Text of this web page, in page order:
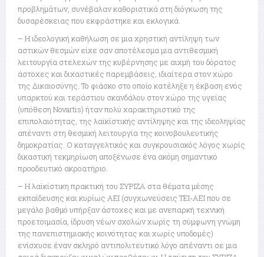
προβλημάτων, συνέβαλαν καθοριστικά στη διόγκωση της
δυσαρέσκειας που εκφράστηκε και εκλογικά.
– Η ιδεολογική καθήλωση σε μια χρηστική αντίληψη των
αστικών θεσμών είχε σαν αποτέλεσμα μια αντιθεσμική
λειτουργία στελεχών της κυβέρνησης με αιχμή του δόρατος
άστοχες και διχαστικές παρεμβάσεις, ιδιαίτερα στον χώρο
της Δικαιοσύνης. Το φιάσκο στο οποίο κατέληξε η έκβαση ενός
υπαρκτού και τεράστιου σκανδάλου στον χώρο της υγείας
(υπόθεση Novartis) ήταν πολύ χαρακτηριστικό της
επιπολαιότητας, της λαϊκίστικής αντίληψης και της ιδεοληψίας
απέναντι στη θεσμική λειτουργία της κοινοβουλευτικής
δημοκρατίας. Ο καταγγελτικός και συγκρουσιακός λόγος χωρίς
δικαστική τεκμηρίωση αποξένωσε ένα ακόμη σημαντικό
προοδευτικό ακροατήριο.
– Η λαϊκίστικη πρακτική του ΣΥΡΙΖΑ στα θέματα μέσης
εκπαίδευσης και κυρίως ΑΕΙ (συγχωνεύσεις ΤΕΙ-ΑΕΙ που σε
μεγάλο βαθμό υπήρξαν άστοχες και με ανεπαρκή τεχνική
προετοιμασία, ίδρυση νέων σχολών χωρίς τη σύμφωνη γνώμη
της πανεπιστημιακής κοινότητας και χωρίς υποδομές)
ενίσχυσε έναν σκληρό αντιπολιτευτικό λόγο απέναντι σε μια